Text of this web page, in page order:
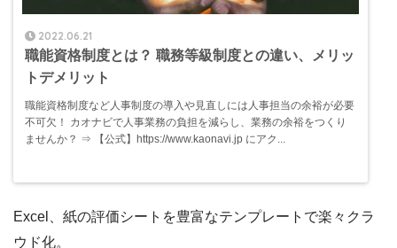
2022.06.21
職能資格制度とは？ 職務等級制度との違い、メリッ
トデメリット
職能資格制度など人事制度の導入や見直しには人事担当の余裕が必要
不可欠！ カオナビで人事業務の負担を減らし、業務の余裕をつくり
ませんか？ ⇒ 【公式】https://www.kaonavi.jp にアク...
Excel、紙の評価シートを豊富なテンプレートで楽々クラ
ウド化。